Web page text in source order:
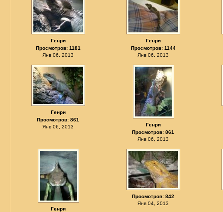
Генри
Просмотров: 1181
Янв 06, 2013
Генри
Просмотров: 1144
Янв 06, 2013
Генри
Просмотров: 861
Янв 06, 2013
Генри
Просмотров: 861
Янв 06, 2013
Генри
Просмотров: 842
Янв 04, 2013